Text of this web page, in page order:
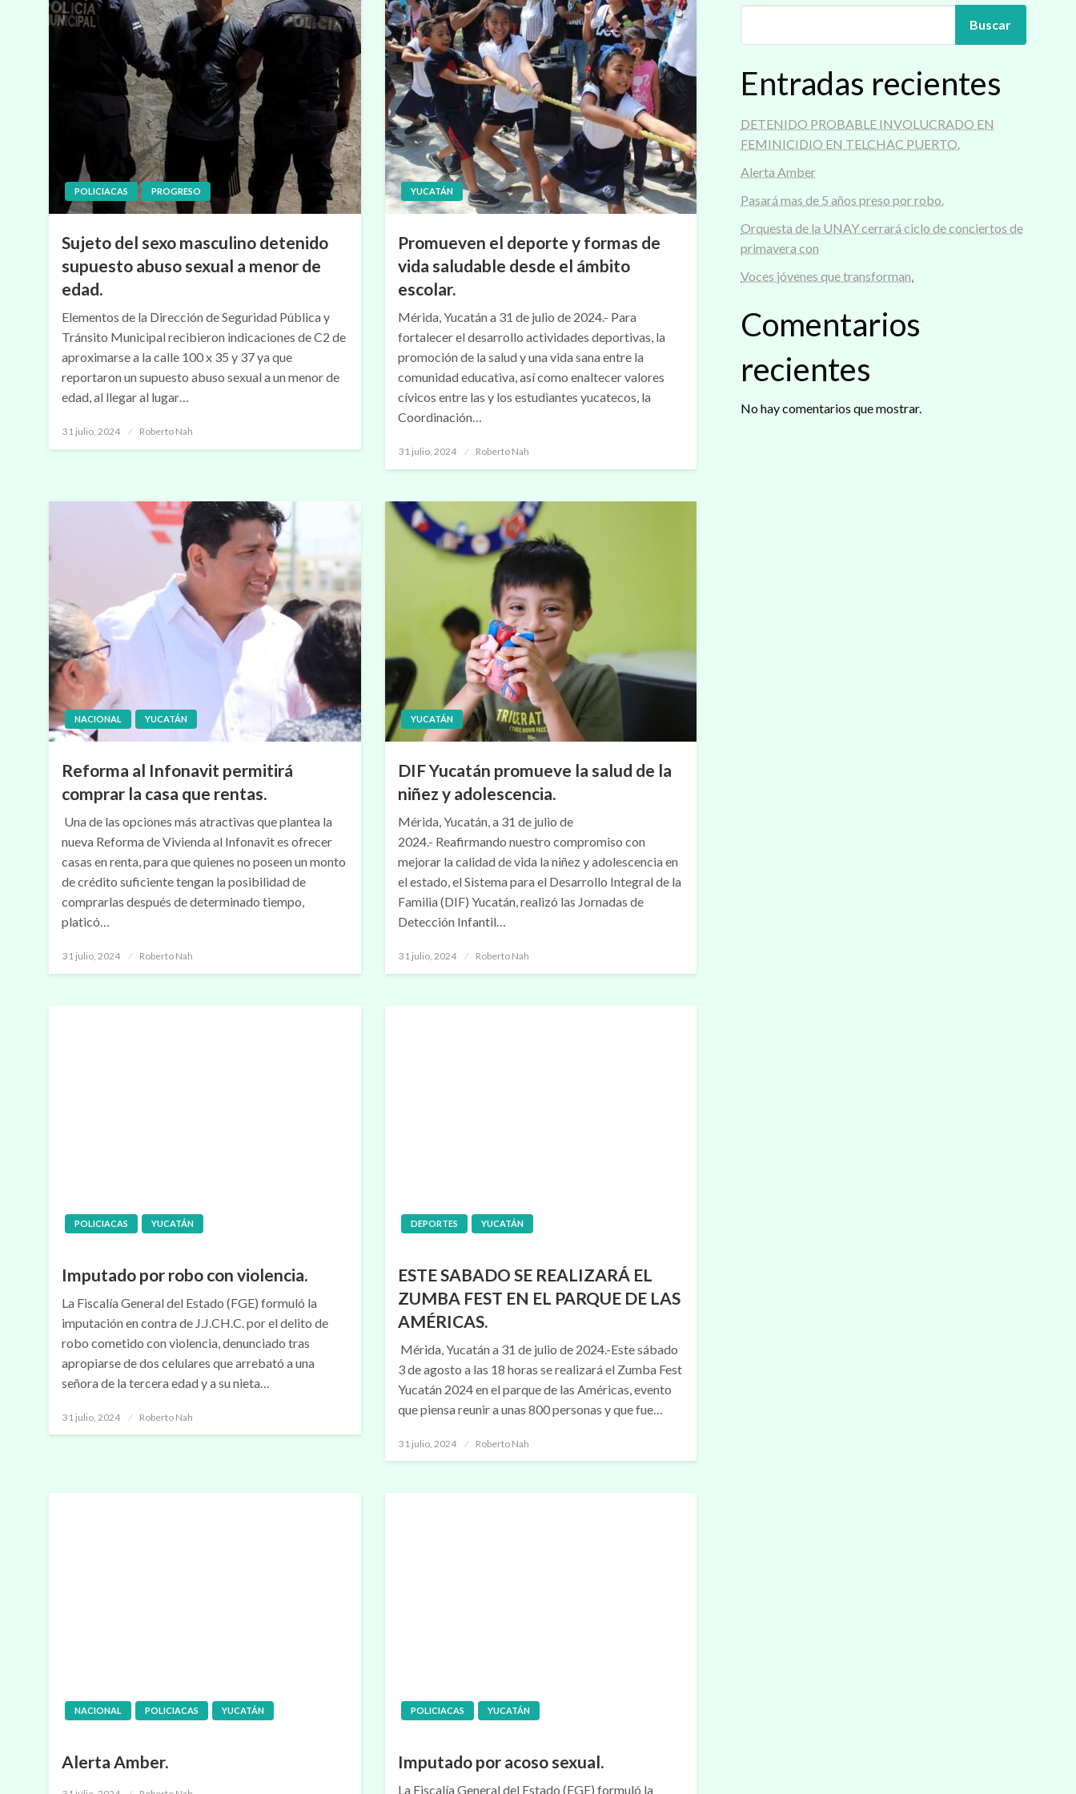
POLICIACAS PROGRESO
Sujeto del sexo masculino detenido
supuesto abuso sexual a menor de
edad.
Elementos de la Dirección de Seguridad Pública y
Tránsito Municipal recibieron indicaciones de C2 de
aproximarse a la calle 100 x 35 y 37 ya que
reportaron un supuesto abuso sexual a un menor de
edad, al llegar al lugar…
Publicado
31 julio, 2024 Roberto Nah
YUCATÁN
Promueven el deporte y formas de
vida saludable desde el ámbito
escolar.
Mérida, Yucatán a 31 de julio de 2024.- Para
fortalecer el desarrollo actividades deportivas, la
promoción de la salud y una vida sana entre la
comunidad educativa, así como enaltecer valores
cívicos entre las y los estudiantes yucatecos, la
Coordinación…
Publicado
31 julio, 2024 Roberto Nah
NACIONAL YUCATÁN
Reforma al Infonavit permitirá
comprar la casa que rentas.
Una de las opciones más atractivas que plantea la
nueva Reforma de Vivienda al Infonavit es ofrecer
casas en renta, para que quienes no poseen un monto
de crédito suficiente tengan la posibilidad de
comprarlas después de determinado tiempo,
platicó…
Publicado
31 julio, 2024 Roberto Nah
YUCATÁN
DIF Yucatán promueve la salud de la
niñez y adolescencia.
Mérida, Yucatán, a 31 de julio de
2024.- Reafirmando nuestro compromiso con
mejorar la calidad de vida la niñez y adolescencia en
el estado, el Sistema para el Desarrollo Integral de la
Familia (DIF) Yucatán, realizó las Jornadas de
Detección Infantil…
Publicado
31 julio, 2024 Roberto Nah
POLICIACAS YUCATÁN
Imputado por robo con violencia.
La Fiscalía General del Estado (FGE) formuló la
imputación en contra de J.J.CH.C. por el delito de
robo cometido con violencia, denunciado tras
apropiarse de dos celulares que arrebató a una
señora de la tercera edad y a su nieta…
Publicado
31 julio, 2024 Roberto Nah
DEPORTES YUCATÁN
ESTE SABADO SE REALIZARÁ EL
ZUMBA FEST EN EL PARQUE DE LAS
AMÉRICAS.
Mérida, Yucatán a 31 de julio de 2024.-Este sábado
3 de agosto a las 18 horas se realizará el Zumba Fest
Yucatán 2024 en el parque de las Américas, evento
que piensa reunir a unas 800 personas y que fue…
Publicado
31 julio, 2024 Roberto Nah
NACIONAL POLICIACAS YUCATÁN
Alerta Amber.
Publicado
POLICIACAS YUCATÁN
Imputado por acoso sexual.
La Fiscalía General del Estado (FGE) formuló la
Buscar
Entradas recientes
DETENIDO PROBABLE INVOLUCRADO EN
FEMINICIDIO EN TELCHAC PUERTO.
Alerta Amber
Pasará mas de 5 años preso por robo.
Orquesta de la UNAY cerrará ciclo de conciertos de
primavera con
Voces jóvenes que transforman.
Comentarios
recientes
No hay comentarios que mostrar.